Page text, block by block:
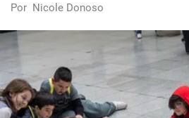
Por Nicole Donoso